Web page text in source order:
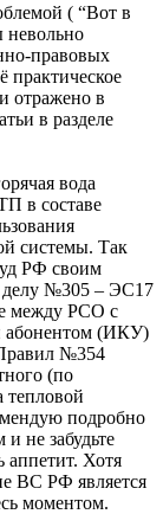
( “Вот в
невольно
правовых
отражено в
в разделе
вода
в составе
системы. Так
РФ своим
делу №305 – ЭС17
между РСО с
абонентом (ИКУ)
№354
(по
тепловой
подробно
не забудьте
Хотя
ВС РФ является
моментом.